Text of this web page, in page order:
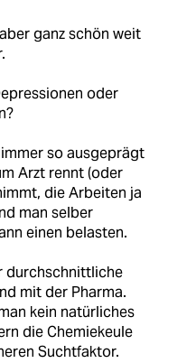
ganz schön weit
oder
so ausgeprägt
Arzt rennt (oder
die Arbeiten ja
man selber
einen belasten.
durchschnittliche
mit der Pharma.
kein natürliches
die Chemiekeule
Suchtfaktor.